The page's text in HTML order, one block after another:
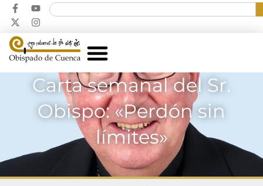
Carta semanal del Sr.
Obispo: «Perdón sin
límites»